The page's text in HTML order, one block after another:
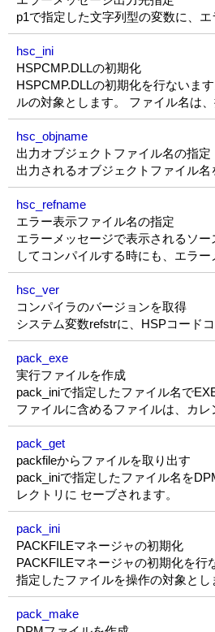
p1で指定した文字列型の変数に、
hsc_ini
HSPCMP.DLLの初期化
HSPCMP.DLLの初期化を行ないま
ルの対象とします。 ファイル名は
hsc_objname
出力オブジェクトファイル名の指定
出力されるオブジェクトファイル名
hsc_refname
エラー表示ファイル名の指定
エラーメッセージで表示されるソ
してコンパイルする時にも、エラ
hsc_ver
コンパイラのバージョンを取得
システム変数refstrに、HSPコード
pack_exe
実行ファイルを作成
pack_iniで指定したファイル名で
ファイルに含めるファイルは、カ
pack_get
packfileからファイルを取り出す
pack_iniで指定したファイル名を
レクトリに セーブされます。
pack_ini
PACKFILEマネージャの初期化
PACKFILEマネージャの初期化を
指定したファイルを操作の対象と
pack_make